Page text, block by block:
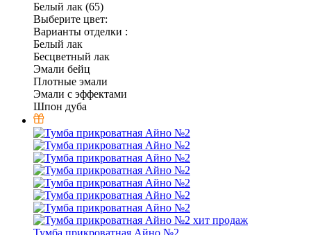
Белый лак (65)
Выберите цвет:
Варианты отделки :
Белый лак
Бесцветный лак
Эмали бейц
Плотные эмали
Эмали с эффектами
Шпон дуба
хит продаж